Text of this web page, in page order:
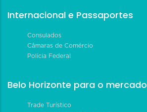
Internacional e Passaportes
Consulados
Câmaras de Comércio
Polícia Federal
Belo Horizonte para o mercado
Trade Turístico